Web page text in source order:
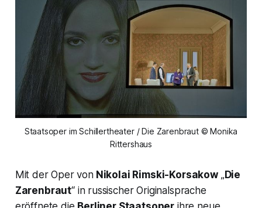
Staatsoper im Schillertheater / Die Zarenbraut © Monika
Rittershaus
Mit der Oper vonNikolai Rimski-Korsakow„Die
Zarenbraut“ in russischer Originalsprache